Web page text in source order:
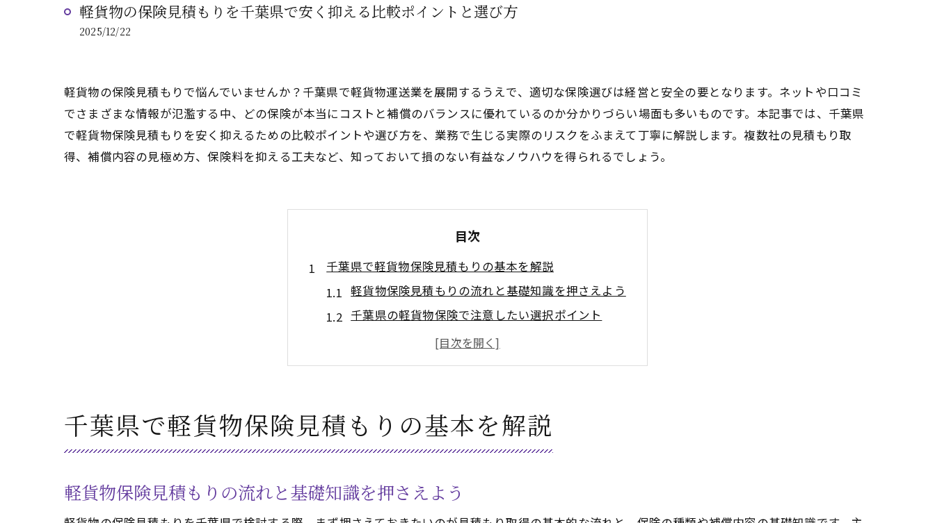
軽貨物の保険見積もりを千葉県で安く抑える比較ポイントと選び方
2025/12/22
軽貨物の保険見積もりで悩んでいませんか？千葉県で軽貨物運送業を展開するうえで、適切な保険選びは経営と安全の要となります。ネットや口コミ
でさまざまな情報が氾濫する中、どの保険が本当にコストと補償のバランスに優れているのか分かりづらい場面も多いものです。本記事では、千葉県
で軽貨物保険見積もりを安く抑えるための比較ポイントや選び方を、業務で生じる実際のリスクをふまえて丁寧に解説します。複数社の見積もり取
得、補償内容の見極め方、保険料を抑える工夫など、知っておいて損のない有益なノウハウを得られるでしょう。
目次
千葉県で軽貨物保険見積もりの基本を解説
軽貨物保険見積もりの流れと基礎知識を押さえよう
千葉県の軽貨物保険で注意したい選択ポイント
軽貨物保険の見積もりで比較すべき主な項目とは
軽貨物の運送業務に保険が必要な理由を解説
軽貨物の補償内容選びで失敗しないコツ
軽貨物保険の補償内容を正しく理解しよう
見積もり時に比較したい軽貨物の補償項目
千葉県で軽貨物保険見積もりの基本を解説
軽貨物保険見積もりの流れと基礎知識を押さえよう